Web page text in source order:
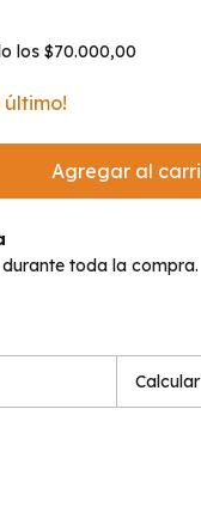
los$70.000,00
último!
toda la compra.
Calcular